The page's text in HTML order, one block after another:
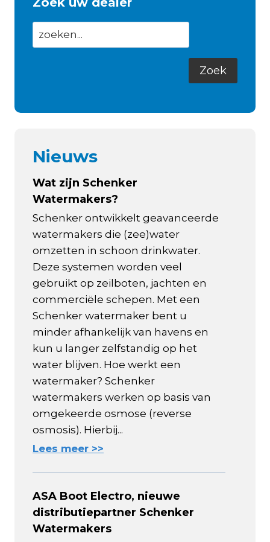
Nieuws
Wat zijn Schenker
Watermakers?
Schenker ontwikkelt geavanceerde
watermakers die (zee)water
omzetten in schoon drinkwater.
Deze systemen worden veel
gebruikt op zeilboten, jachten en
commerciële schepen. Met een
Schenker watermaker bent u
minder afhankelijk van havens en
kun u langer zelfstandig op het
water blijven. Hoe werkt een
watermaker? Schenker
watermakers werken op basis van
omgekeerde osmose (reverse
osmosis). Hierbij...
Lees meer >>
ASA Boot Electro, nieuwe
distributiepartner Schenker
Watermakers